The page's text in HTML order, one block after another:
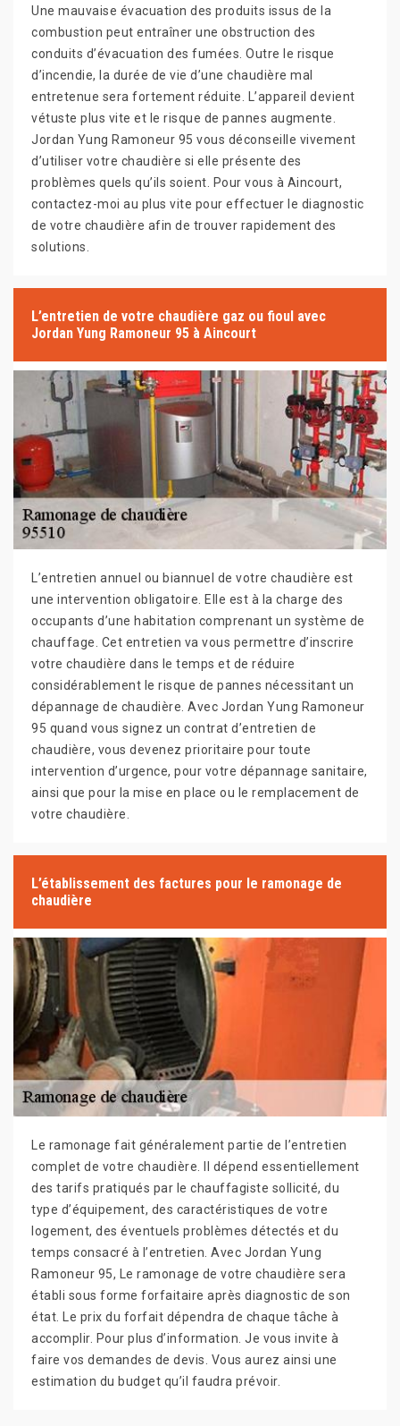
Une mauvaise évacuation des produits issus de la
combustion peut entraîner une obstruction des
conduits d’évacuation des fumées. Outre le risque
d’incendie, la durée de vie d’une chaudière mal
entretenue sera fortement réduite. L’appareil devient
vétuste plus vite et le risque de pannes augmente.
Jordan Yung Ramoneur 95 vous déconseille vivement
d’utiliser votre chaudière si elle présente des
problèmes quels qu’ils soient. Pour vous à Aincourt,
contactez-moi au plus vite pour effectuer le diagnostic
de votre chaudière afin de trouver rapidement des
solutions.
L’entretien de votre chaudière gaz ou fioul avec
Jordan Yung Ramoneur 95 à Aincourt
L’entretien annuel ou biannuel de votre chaudière est
une intervention obligatoire. Elle est à la charge des
occupants d’une habitation comprenant un système de
chauffage. Cet entretien va vous permettre d’inscrire
votre chaudière dans le temps et de réduire
considérablement le risque de pannes nécessitant un
dépannage de chaudière. Avec Jordan Yung Ramoneur
95 quand vous signez un contrat d’entretien de
chaudière, vous devenez prioritaire pour toute
intervention d’urgence, pour votre dépannage sanitaire,
ainsi que pour la mise en place ou le remplacement de
votre chaudière.
L’établissement des factures pour le ramonage de
chaudière
Le ramonage fait généralement partie de l’entretien
complet de votre chaudière. Il dépend essentiellement
des tarifs pratiqués par le chauffagiste sollicité, du
type d’équipement, des caractéristiques de votre
logement, des éventuels problèmes détectés et du
temps consacré à l’entretien. Avec Jordan Yung
Ramoneur 95, Le ramonage de votre chaudière sera
établi sous forme forfaitaire après diagnostic de son
état. Le prix du forfait dépendra de chaque tâche à
accomplir. Pour plus d’information. Je vous invite à
faire vos demandes de devis. Vous aurez ainsi une
estimation du budget qu’il faudra prévoir.